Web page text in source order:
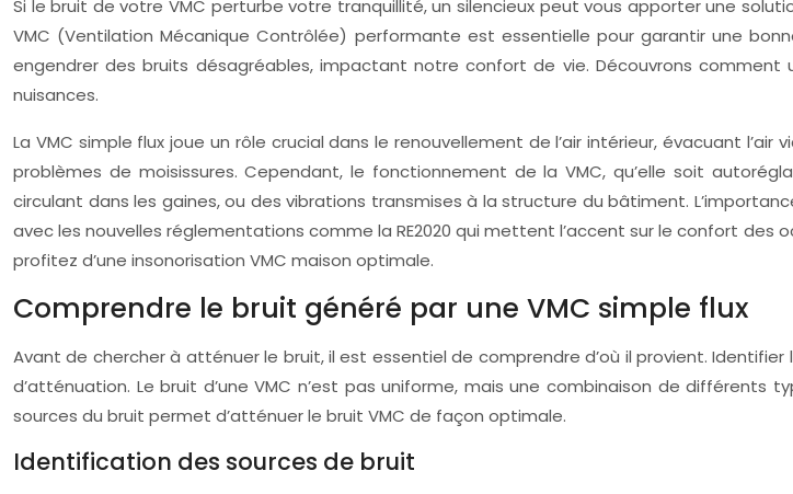
Si le bruit de votre VMC perturbe votre tranquillité, un silencieux peut vous apporter une
VMC (Ventilation Mécanique Contrôlée) performante est essentielle pour garantir une
engendrer des bruits désagréables, impactant notre confort de vie. Découvrons
nuisances.
La VMC simple flux joue un rôle crucial dans le renouvellement de l’air intérieur, évacuant
problèmes de moisissures. Cependant, le fonctionnement de la VMC, qu’elle soit
circulant dans les gaines, ou des vibrations transmises à la structure du bâtiment.
avec les nouvelles réglementations comme la RE2020 qui mettent l’accent sur le confort des
profitez d’une insonorisation VMC maison optimale.
Comprendre le bruit généré par une VMC simple flux
Avant de chercher à atténuer le bruit, il est essentiel de comprendre d’où il provient.
d’atténuation. Le bruit d’une VMC n’est pas uniforme, mais une combinaison de
sources du bruit permet d’atténuer le bruit VMC de façon optimale.
Identification des sources de bruit